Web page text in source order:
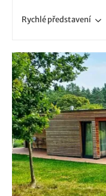
Rychlépředstavení